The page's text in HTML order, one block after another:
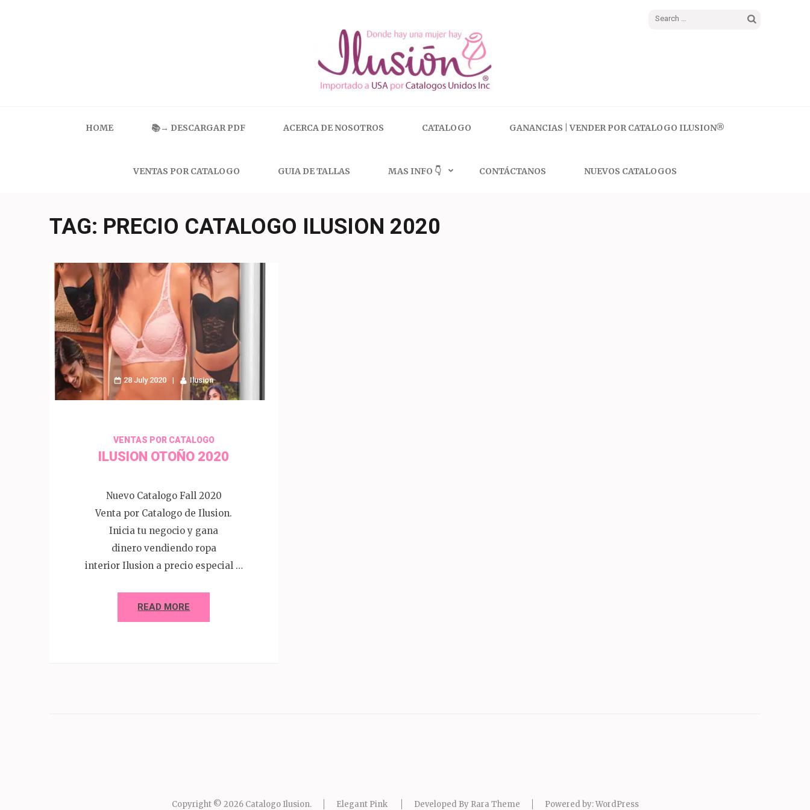
Search
HOME 📚→ DESCARGAR PDF ACERCA DE NOSOTROS CATALOGO GANANCIAS | VENDER POR CATALOGO ILUSION®
VENTAS POR CATALOGO GUIA DE TALLAS MAS INFO 👇 CONTÁCTANOS NUEVOS CATALOGOS
TAG: PRECIO CATALOGO ILUSION 2020
28 July 2020 Ilusion
VENTAS POR CATALOGO
ILUSION OTOÑO 2020
Nuevo Catalogo Fall 2020
Venta por Catalogo de Ilusion.
Inicia tu negocio y gana
dinero vendiendo ropa
interior Ilusion a precio especial …
READ MORE
Copyright © 2026 Catalogo Ilusion. Elegant Pink Developed By Rara Theme Powered by:WordPress